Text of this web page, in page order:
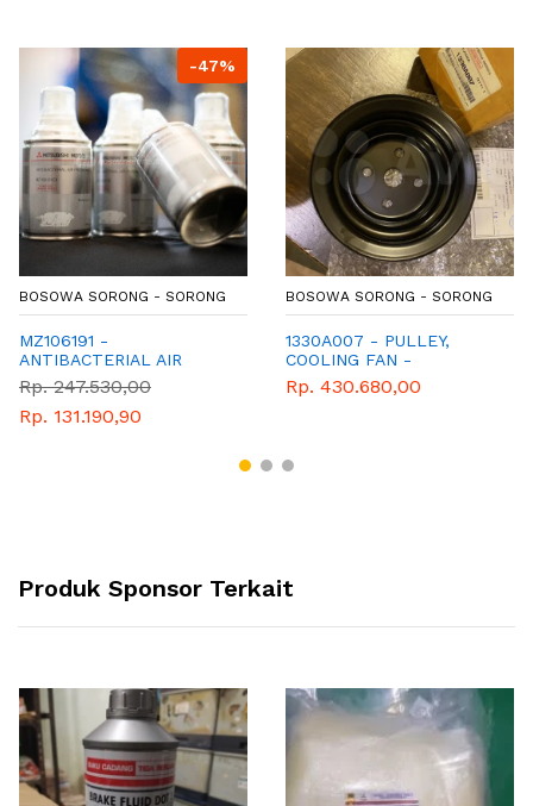
-47%
BOSOWA SORONG - SORONG
MZ106191 -
ANTIBACTERIAL AIR
FRESHNER - ANTI
BAKTERI PENYEGAR
UDARA - MITSUBISHI -
Rp. 247.530,00
Rp. 131.190,90
BOSOWA SORONG - SORONG
1330A007 - PULLEY,
COOLING FAN -
MITSUBISHI GENUINE
PARTS
Rp. 430.680,00
Produk Sponsor Terkait